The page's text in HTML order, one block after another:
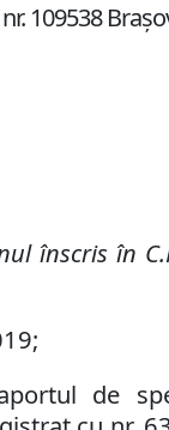
109538
înscris în
de